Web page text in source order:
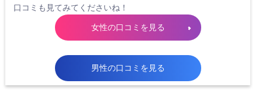
口コミも見てみてくださいね！
女性の口コミを見る
男性の口コミを見る